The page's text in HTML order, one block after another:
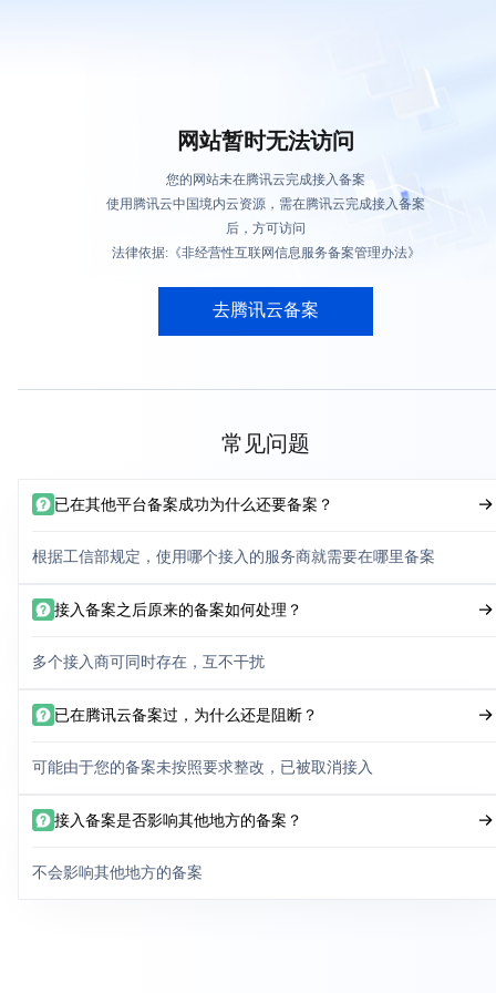
网站暂时无法访问
您的网站未在腾讯云完成接入备案
使用腾讯云中国境内云资源，需在腾讯云完成接入备案
后，方可访问
法律依据:《非经营性互联网信息服务备案管理办法》
去腾讯云备案
常见问题
已在其他平台备案成功为什么还要备案？
根据工信部规定，使用哪个接入的服务商就需要在哪里备案
接入备案之后原来的备案如何处理？
多个接入商可同时存在，互不干扰
已在腾讯云备案过，为什么还是阻断？
可能由于您的备案未按照要求整改，已被取消接入
接入备案是否影响其他地方的备案？
不会影响其他地方的备案